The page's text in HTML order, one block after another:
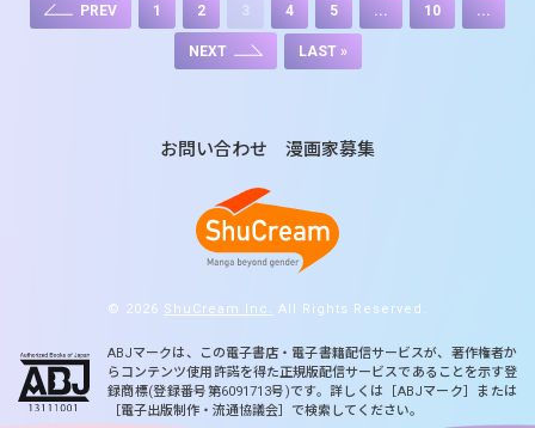
PREV 1 2 3 4 5 ... 10 ...
NEXT LAST »
お問い合わせ 漫画家募集
© 2026 ShuCream Inc. All Rights Reserved.
ABJマークは、この電子書店・電子書籍配信サービスが、著作権者か
らコンテンツ使用許諾を得た正規版配信サービスであることを示す登
録商標(登録番号第6091713号)です。詳しくは［ABJマーク］または
［電子出版制作・流通協議会］で検索してください。